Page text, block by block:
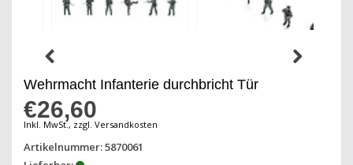
Wehrmacht Infanterie durchbricht Tür
€26,60
Inkl. MwSt., zzgl. Versandkosten
Artikelnummer: 5870061